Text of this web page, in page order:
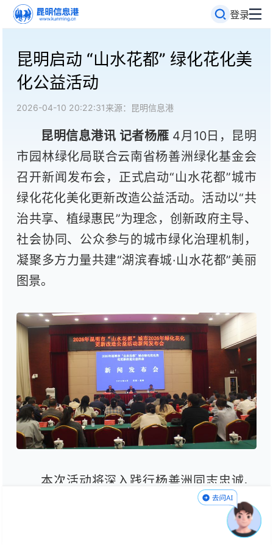
登录
昆明启动 “山水花都” 绿化花化美
化公益活动
2026-04-10 20:22:31来源：昆明信息港
昆明信息港讯 记者杨雁 4月10日，昆明
市园林绿化局联合云南省杨善洲绿化基金会
召开新闻发布会，正式启动“山水花都”城市
绿化花化美化更新改造公益活动。活动以“共
治共享、植绿惠民”为理念，创新政府主导、
社会协同、公众参与的城市绿化治理机制，
凝聚多方力量共建“湖滨春城·山水花都”美丽
图景。
本次活动将深入践行杨善洲同志忠诚、
奉献、担当、务实、为民、廉洁的崇高精
神，遵循“社会参与、共治共享”的原则，畅
通社会力量捐赠渠道，规范接收与使用捐赠